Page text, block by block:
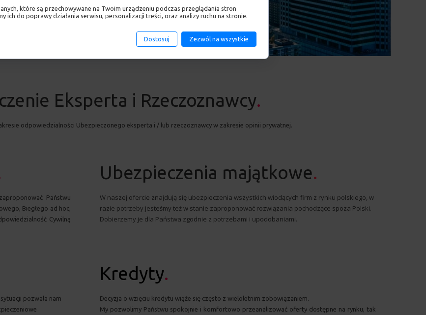
Eksperta i Rzeczoznawcy.
odpowiedzialności Ubezpieczonego eksperta i / lub rzeczoznawcy w zakresie opinii prywatnej.
Kredyty.
Decyzja o wzięciu kredytu wiąże się często z wieloletnim zobowiązaniem.
My pozwolimy Państwu spokojnie i komfortowo przeanalizować oferty dostępne na rynku, tak
pozwala nam
Ubezpieczenia majątkowe.
W naszej ofercie znajdują się ubezpieczenia wszystkich wiodących firm z rynku polskiego, w
razie potrzeby jesteśmy też w stanie zaproponować rozwiązania pochodzące spoza Polski.
Dobierzemy je dla Państwa zgodnie z potrzebami i upodobaniami.
Państwu
Biegłego ad hoc,
Cywilną
które są przechowywane na Twoim urządzeniu podczas przeglądania stron
ich do poprawy działania serwisu, personalizacji treści, oraz analizy ruchu na stronie.
Dostosuj Zezwól na wszystkie